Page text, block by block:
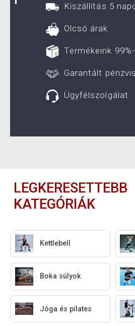
Kiszállítás 5
Olcsó árak
Termékeink
Garantált
Ügyfélszolgálat
LEGKERESETTEBB
KATEGÓRIÁK
Kettlebell
Boka súlyok
Jóga és pilates